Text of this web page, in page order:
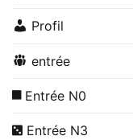
Profil
entrée
Entrée N0
Entrée N3